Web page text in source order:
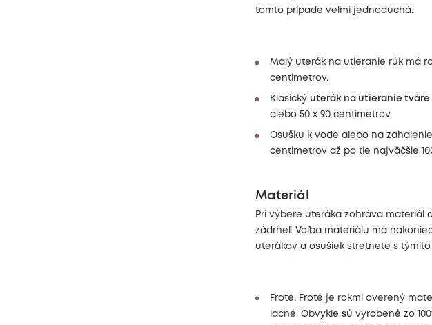
tomto prípade veľmi jednoduchá.
Malý uterák na utieranie rúk má
centimetrov.
Klasický uterák na utieranie tváre
alebo 50 x 90 centimetrov.
Osušku k vode alebo na
centimetrov až po tie najväčšie
Materiál
Pri výbere uteráka zohráva materiál
zádrheľ. Voľba materiálu má
uterákov a osušiek stretnete s týmito
Froté. Froté je rokmi overený
lacné. Obvykle sú vyrobené zo